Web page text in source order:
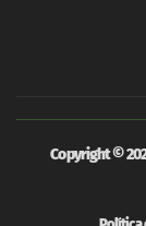
Copyright ©